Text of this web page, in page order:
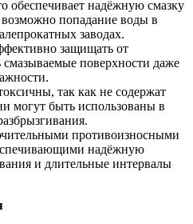
обеспечивает надёжную смазку
возможно попадание воды в
заводах.
защищать от
смазываемые поверхности даже
так как не содержат
могут быть использованы в
противоизносными
надёжную
и длительные интервалы